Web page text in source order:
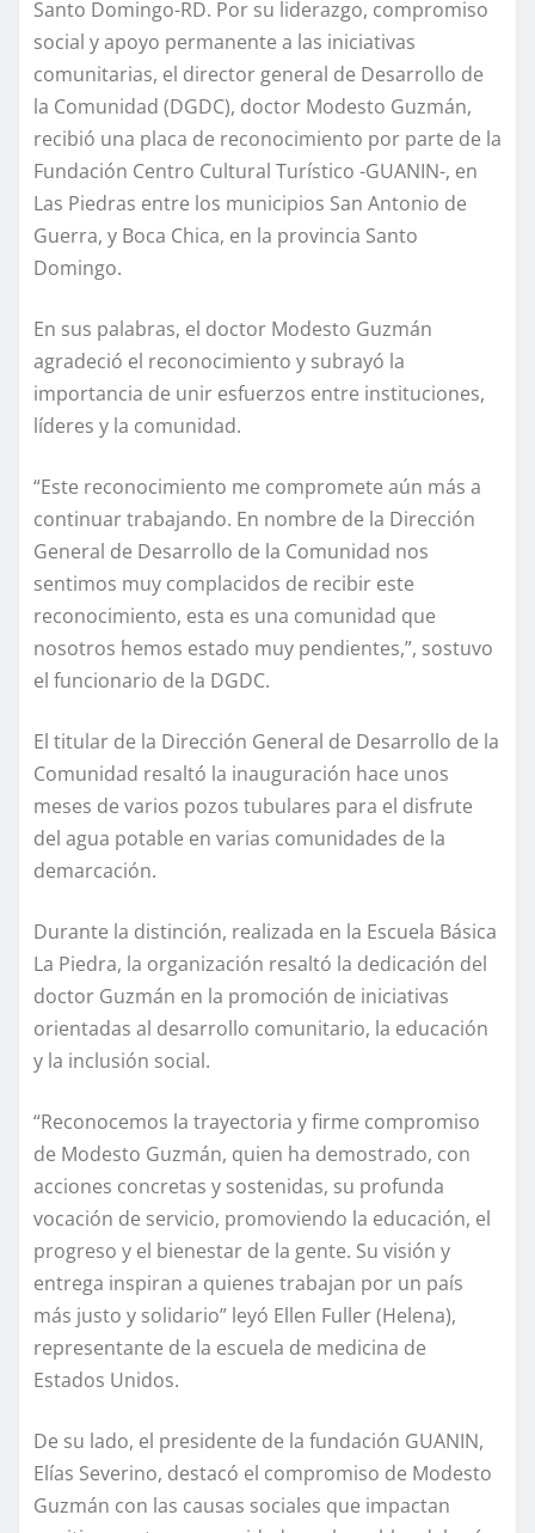
Santo Domingo-RD. Por su liderazgo, compromiso
social y apoyo permanente a las iniciativas
comunitarias, el director general de Desarrollo de
la Comunidad (DGDC), doctor Modesto Guzmán,
recibió una placa de reconocimiento por parte de la
Fundación Centro Cultural Turístico -GUANIN-, en
Las Piedras entre los municipios San Antonio de
Guerra, y Boca Chica, en la provincia Santo
Domingo.
En sus palabras, el doctor Modesto Guzmán
agradeció el reconocimiento y subrayó la
importancia de unir esfuerzos entre instituciones,
líderes y la comunidad.
“Este reconocimiento me compromete aún más a
continuar trabajando. En nombre de la Dirección
General de Desarrollo de la Comunidad nos
sentimos muy complacidos de recibir este
reconocimiento, esta es una comunidad que
nosotros hemos estado muy pendientes,”, sostuvo
el funcionario de la DGDC.
El titular de la Dirección General de Desarrollo de la
Comunidad resaltó la inauguración hace unos
meses de varios pozos tubulares para el disfrute
del agua potable en varias comunidades de la
demarcación.
Durante la distinción, realizada en la Escuela Básica
La Piedra, la organización resaltó la dedicación del
doctor Guzmán en la promoción de iniciativas
orientadas al desarrollo comunitario, la educación
y la inclusión social.
“Reconocemos la trayectoria y firme compromiso
de Modesto Guzmán, quien ha demostrado, con
acciones concretas y sostenidas, su profunda
vocación de servicio, promoviendo la educación, el
progreso y el bienestar de la gente. Su visión y
entrega inspiran a quienes trabajan por un país
más justo y solidario” leyó Ellen Fuller (Helena),
representante de la escuela de medicina de
Estados Unidos.
De su lado, el presidente de la fundación GUANIN,
Elías Severino, destacó el compromiso de Modesto
Guzmán con las causas sociales que impactan